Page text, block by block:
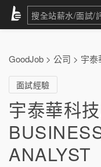
GoodJob > 公司 > 宇泰
面試經驗
宇泰華科
ANALYST